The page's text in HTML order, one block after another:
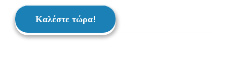
Καλέστε τώρα!